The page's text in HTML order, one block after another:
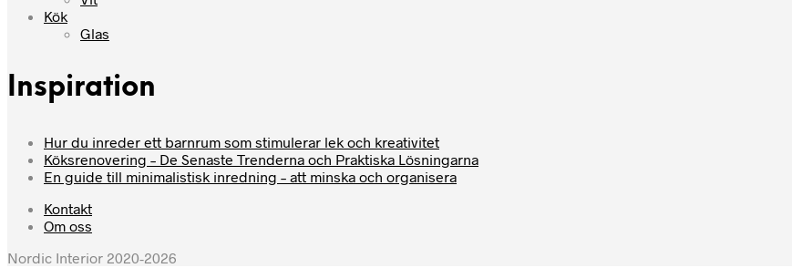
Kök
Glas
Inspiration
Hur du inreder ett barnrum som stimulerar lek och kreativitet
Köksrenovering – De Senaste Trenderna och Praktiska Lösningarna
En guide till minimalistisk inredning – att minska och organisera
Kontakt
Om oss
Nordic Interior 2020-2026